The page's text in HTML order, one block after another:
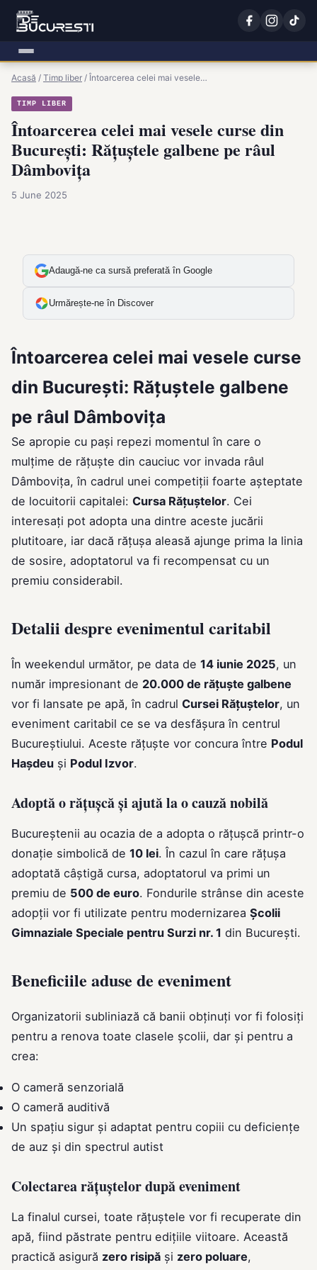
Acasă / Timp liber / Întoarcerea celei mai vesele…
TIMP LIBER
Întoarcerea celei mai vesele curse din
București: Rățuștele galbene pe râul
Dâmbovița
5 June 2025
Adaugă-ne ca sursă preferată în Google
Urmărește-ne în Discover
Întoarcerea celei mai vesele curse
din București: Rățuștele galbene
pe râul Dâmbovița
Se apropie cu pași repezi momentul în care o
mulțime de rățuște din cauciuc vor invada râul
Dâmbovița, în cadrul unei competiții foarte așteptate
de locuitorii capitalei: Cursa Rățuștelor. Cei
interesați pot adopta una dintre aceste jucării
plutitoare, iar dacă rățușa aleasă ajunge prima la linia
de sosire, adoptatorul va fi recompensat cu un
premiu considerabil.
Detalii despre evenimentul caritabil
În weekendul următor, pe data de 14 iunie 2025, un
număr impresionant de 20.000 de rățuște galbene
vor fi lansate pe apă, în cadrul Cursei Rățuștelor, un
eveniment caritabil ce se va desfășura în centrul
Bucureștiului. Aceste rățuște vor concura între Podul
Hașdeu și Podul Izvor.
Adoptă o rățușcă și ajută la o cauză nobilă
Bucureștenii au ocazia de a adopta o rățușcă printr-o
donație simbolică de 10 lei. În cazul în care rățușa
adoptată câștigă cursa, adoptatorul va primi un
premiu de 500 de euro. Fondurile strânse din aceste
adopții vor fi utilizate pentru modernizarea Școlii
Gimnaziale Speciale pentru Surzi nr. 1 din București.
Beneficiile aduse de eveniment
Organizatorii subliniază că banii obținuți vor fi folosiți
pentru a renova toate clasele școlii, dar și pentru a
crea:
O cameră senzorială
O cameră auditivă
Un spațiu sigur și adaptat pentru copiii cu deficiențe
de auz și din spectrul autist
Colectarea rățuștelor după eveniment
La finalul cursei, toate rățuștele vor fi recuperate din
apă, fiind păstrate pentru edițiile viitoare. Această
practică asigură zero risipă și zero poluare,